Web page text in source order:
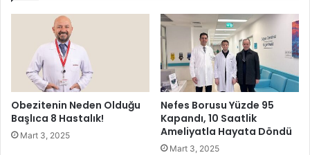
r
!
i
n
Obezitenin Neden Olduğu
Başlıca 8 Hastalık!
Mart 3, 2025
Nefes Borusu Yüzde 95
Kapandı, 10 Saatlik
Ameliyatla Hayata Döndü
Mart 3, 2025